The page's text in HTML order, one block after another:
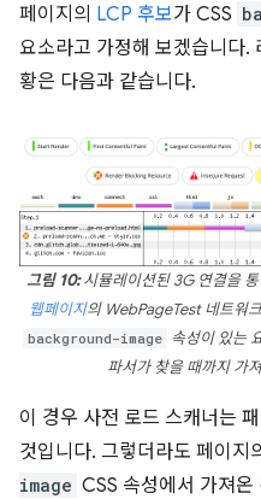
페이지의 LCP 후보가 CSS
요소라고 가정해 보겠습니다.
황은 다음과 같습니다.
그림 10:시뮬레이션된 3G 연결을
웹페이지의 WebPageTest 네트워
background-image 속성이 있는
파서가 찾을 때까지 가
이 경우 사전 로드 스캐너는
것입니다. 그렇더라도 페이지
image CSS 속성에서 가져